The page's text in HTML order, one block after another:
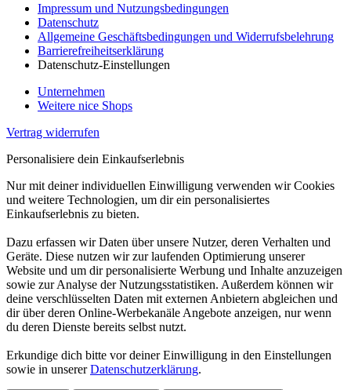
Impressum und Nutzungsbedingungen
Datenschutz
Allgemeine Geschäftsbedingungen und Widerrufsbelehrung
Barrierefreiheitserklärung
Datenschutz-Einstellungen
Unternehmen
Weitere nice Shops
Vertrag widerrufen
Personalisiere dein Einkaufserlebnis
Nur mit deiner individuellen Einwilligung verwenden wir Cookies
und weitere Technologien, um dir ein personalisiertes
Einkaufserlebnis zu bieten.
Dazu erfassen wir Daten über unsere Nutzer, deren Verhalten und
Geräte. Diese nutzen wir zur laufenden Optimierung unserer
Website und um dir personalisierte Werbung und Inhalte anzuzeigen
sowie zur Analyse der Nutzungsstatistiken. Außerdem können wir
deine verschlüsselten Daten mit externen Anbietern abgleichen und
dir über deren Online-Werbekanäle Angebote anzeigen, nur wenn
du deren Dienste bereits selbst nutzt.
Erkundige dich bitte vor deiner Einwilligung in den Einstellungen
sowie in unsererDatenschutzerklärung.